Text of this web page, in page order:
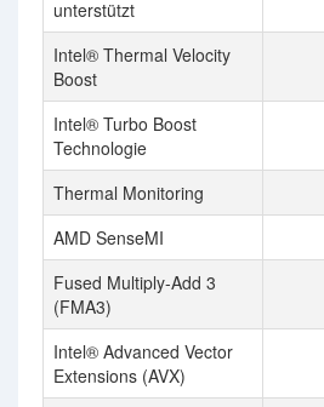
unterstützt
Intel® Thermal Velocity
Boost
Intel® Turbo Boost
Technologie
Thermal Monitoring
AMD SenseMI
Fused Multiply-Add 3
(FMA3)
Intel® Advanced Vector
Extensions (AVX)